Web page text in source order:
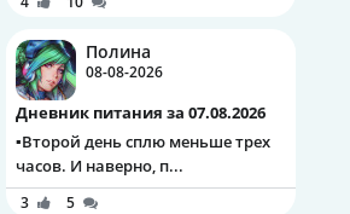
Полина
08-08-2026
Дневник питания за 07.08.2026
▪️Второй день сплю меньше трех
часов. И наверно, п...
3
5